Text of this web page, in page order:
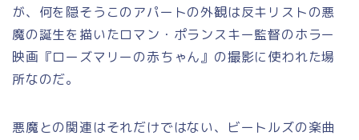
が、何を隠そうこのアパートの外観は反キリストの悪
魔の誕生を描いたロマン・ポランスキー監督のホラー
映画『ローズマリーの赤ちゃん』の撮影に使われた場
所なのだ。
悪魔との関連はそれだけではない、ビートルズの楽曲